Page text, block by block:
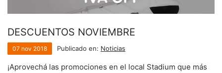
DESCUENTOS NOVIEMBRE
07 nov 2018 Publicado en: Noticias
¡Aprovechá las promociones en el local Stadium que más